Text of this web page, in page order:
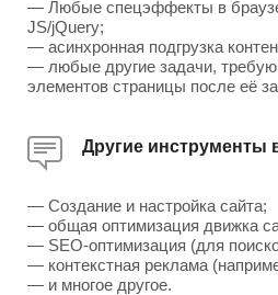
— Любые спецэффекты в
JS/jQuery;
— асинхронная подгрузка
— любые другие задачи,
— Создание и настройка сайта;
— общая оптимизация движка
— SEO-оптимизация (для
— контекстная реклама